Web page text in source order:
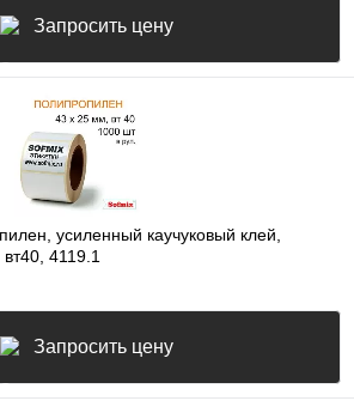
Запросить цену
усиленный каучуковый клей,
4119.1
Запросить цену